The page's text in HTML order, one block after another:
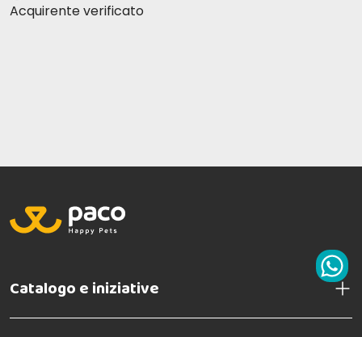
Acquirente verificato
Catalogo e iniziative